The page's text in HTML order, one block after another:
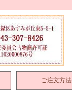
ご注文方法